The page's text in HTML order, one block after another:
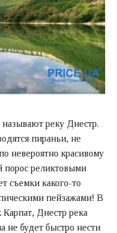
реку Днестр.
пираньи, не
невероятно красивому
порос реликтовыми
съемки какого-то
пейзажами! В
Днестр река
не будет быстро нести